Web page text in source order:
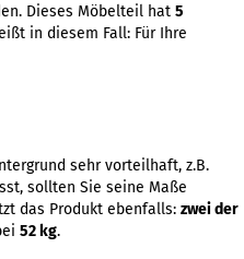
Dieses Möbelteil hat 5
in diesem Fall: Für Ihre
sehr vorteilhaft, z.B.
sollten Sie seine Maße
das Produkt ebenfalls: zwei der
52 kg.